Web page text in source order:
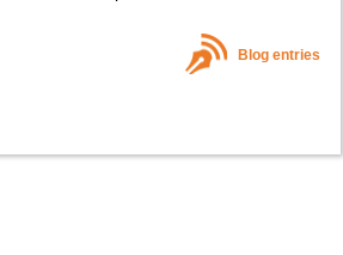
Blog entries